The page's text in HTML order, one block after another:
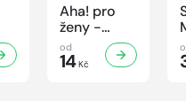
Aha! pro
ženy -
32/2026
od
14Kč